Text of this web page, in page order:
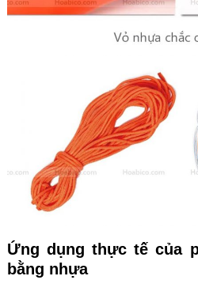
Ứng dụng thực tế của
bằng nhựa